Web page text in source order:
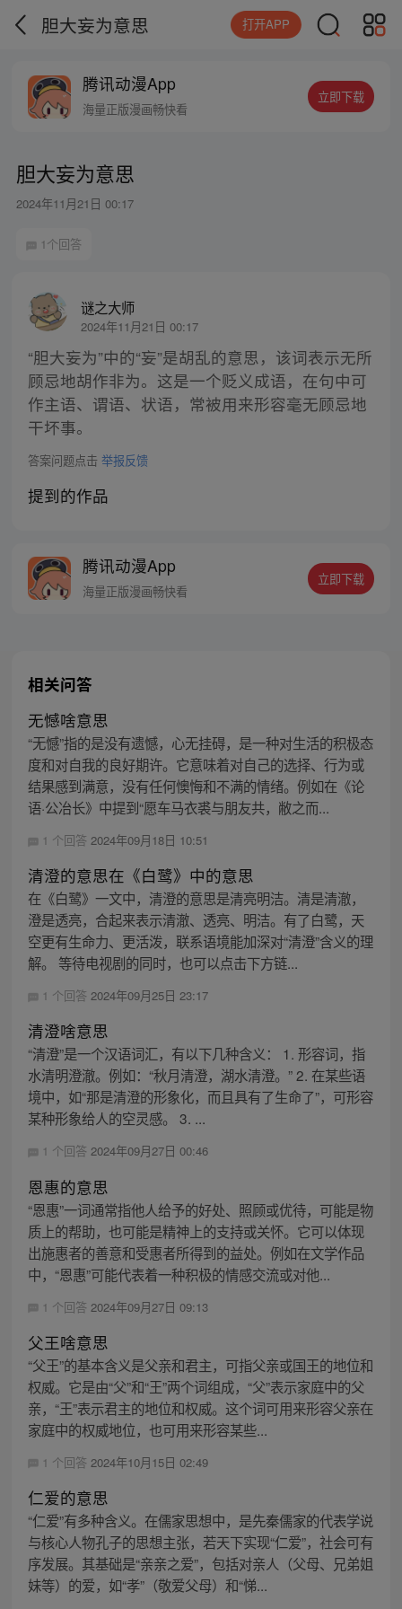
胆大妄为意思 打开APP
腾讯动漫App
海量正版漫画畅快看
立即下载
胆大妄为意思
2024年11月21日 00:17
1个回答
谜之大师
2024年11月21日 00:17
“胆大妄为”中的“妄”是胡乱的意思，该词表示无所
顾忌地胡作非为。这是一个贬义成语，在句中可
作主语、谓语、状语，常被用来形容毫无顾忌地
干坏事。
答案问题点击 举报反馈
提到的作品
腾讯动漫App
海量正版漫画畅快看
立即下载
相关问答
无憾啥意思
“无憾”指的是没有遗憾，心无挂碍，是一种对生活的积极态
度和对自我的良好期许。它意味着对自己的选择、行为或
结果感到满意，没有任何懊悔和不满的情绪。例如在《论
语·公冶长》中提到“愿车马衣裘与朋友共，敝之而...
1 个回答 2024年09月18日 10:51
清澄的意思在《白鹭》中的意思
在《白鹭》一文中，清澄的意思是清亮明洁。清是清澈，
澄是透亮，合起来表示清澈、透亮、明洁。有了白鹭，天
空更有生命力、更活泼，联系语境能加深对“清澄”含义的理
解。 等待电视剧的同时，也可以点击下方链...
1 个回答 2024年09月25日 23:17
清澄啥意思
“清澄”是一个汉语词汇，有以下几种含义： 1. 形容词，指
水清明澄澈。例如：“秋月清澄，湖水清澄。” 2. 在某些语
境中，如“那是清澄的形象化，而且具有了生命了”，可形容
某种形象给人的空灵感。 3. ...
1 个回答 2024年09月27日 00:46
恩惠的意思
“恩惠”一词通常指他人给予的好处、照顾或优待，可能是物
质上的帮助，也可能是精神上的支持或关怀。它可以体现
出施惠者的善意和受惠者所得到的益处。例如在文学作品
中，“恩惠”可能代表着一种积极的情感交流或对他...
1 个回答 2024年09月27日 09:13
父王啥意思
“父王”的基本含义是父亲和君主，可指父亲或国王的地位和
权威。它是由“父”和“王”两个词组成，“父”表示家庭中的父
亲，“王”表示君主的地位和权威。这个词可用来形容父亲在
家庭中的权威地位，也可用来形容某些...
1 个回答 2024年10月15日 02:49
仁爱的意思
“仁爱”有多种含义。在儒家思想中，是先秦儒家的代表学说
与核心人物孔子的思想主张，若天下实现“仁爱”，社会可有
序发展。其基础是“亲亲之爱”，包括对亲人（父母、兄弟姐
妹等）的爱，如“孝”（敬爱父母）和“悌...